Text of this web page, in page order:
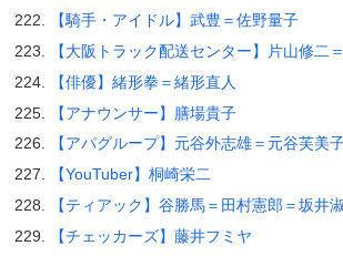
【騎手・アイドル】武豊＝佐野量子
【大阪トラック配送センター】片山修二
【俳優】緒形拳＝緒形直人
【アナウンサー】膳場貴子
【アパグループ】元谷外志雄＝元谷芙美
【YouTuber】桐崎栄二
【ティアック】谷勝馬＝田村憲郎＝坂井
【チェッカーズ】藤井フミヤ